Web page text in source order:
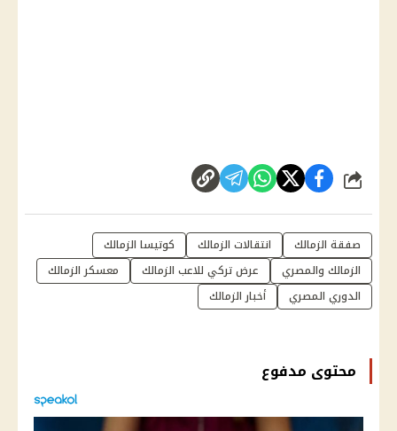
شارك
صفقة الزمالك انتقالات الزمالك
كوتيسا الزمالك
الزمالك والمصري
عرض تركي للاعب الزمالك
معسكر الزمالك
الدوري المصري
أخبار الزمالك
محتوى مدفوع